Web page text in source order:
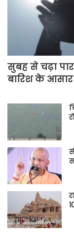
सुबह से चढ़ा
बारिश के आसार